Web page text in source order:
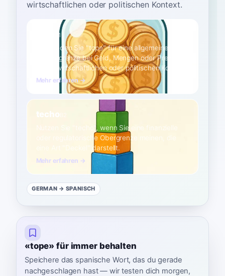
wirtschaftlichen oder politischen Kontext.
B1
Verwenden Sie "tope" für eine allgemeine
Höchstgrenze bei Geld, Mengen oder Preisen,
oft im wirtschaftlichen oder politischen Kontext.
Mehr erfahren →
techo
Nutzen Sie "techo", wenn Sie eine finanzielle
oder regulatorische Obergrenze meinen, die
eine Art "Deckel" darstellt.
Mehr erfahren →
GERMAN → SPANISCH
«tope» für immer behalten
Speichere das spanische Wort, das du gerade
nachgeschlagen hast — wir testen dich morgen,